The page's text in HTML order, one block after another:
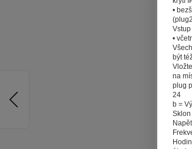
•
•
být
na
plug
24
b =
Sklon